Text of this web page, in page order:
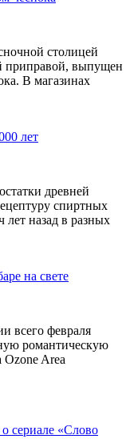
столицей
приправой, выпущен
В магазинах
лет
дрeвнeй
спиртных
лет назад в разных
на свете
всего февраля
романтическую
Ozone Area
сериале «Слово